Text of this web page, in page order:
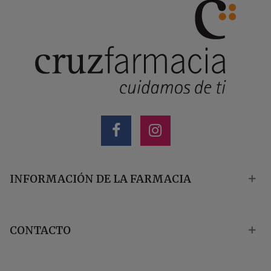
INFORMACIÓN DE LA FARMACIA
CONTACTO